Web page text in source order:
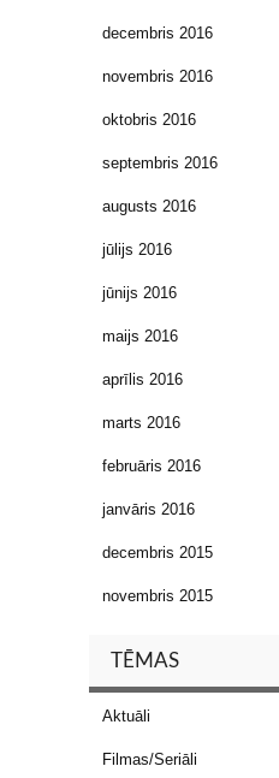
decembris 2016
novembris 2016
oktobris 2016
septembris 2016
augusts 2016
jūlijs 2016
jūnijs 2016
maijs 2016
aprīlis 2016
marts 2016
februāris 2016
janvāris 2016
decembris 2015
novembris 2015
TĒMAS
Aktuāli
Filmas/Seriāli